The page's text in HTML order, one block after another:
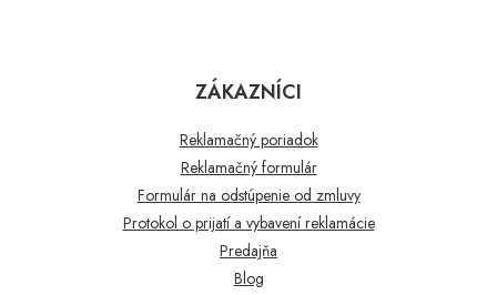
ZÁKAZNÍCI
Reklamačný poriadok
Reklamačný formulár
Formulár na odstúpenie od zmluvy
Protokol o prijatí a vybavení reklamácie
Predajňa
Blog